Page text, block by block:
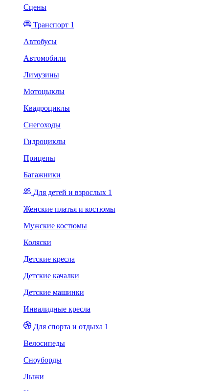
Сцены
Транспорт 1
Автобусы
Автомобили
Лимузины
Мотоцыклы
Квадроциклы
Снегоходы
Гидроциклы
Прицепы
Багажники
Для детей и взрослых 1
Женские платья и костюмы
Мужские костюмы
Коляски
Детские кресла
Детские качалки
Детские машинки
Инвалидные кресла
Для спорта и отдыха 1
Велосипеды
Сноуборды
Лыжи